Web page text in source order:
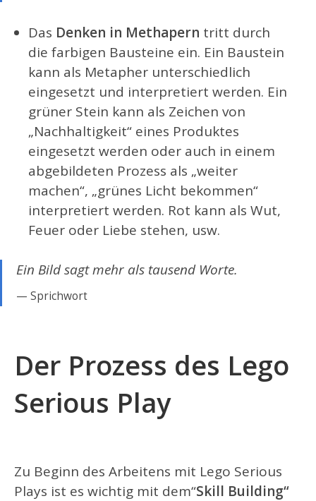
Das Denken in Methapern tritt durch
die farbigen Bausteine ein. Ein Baustein
kann als Metapher unterschiedlich
eingesetzt und interpretiert werden. Ein
grüner Stein kann als Zeichen von
„Nachhaltigkeit“ eines Produktes
eingesetzt werden oder auch in einem
abgebildeten Prozess als „weiter
machen“, „grünes Licht bekommen“
interpretiert werden. Rot kann als Wut,
Feuer oder Liebe stehen, usw.
Ein Bild sagt mehr als tausend Worte.
Sprichwort
Der Prozess des Lego
Serious Play
Zu Beginn des Arbeitens mit Lego Serious
Plays ist es wichtig mit dem“Skill Building“